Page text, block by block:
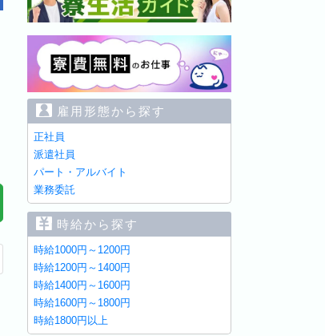
雇用形態から探す
正社員
派遣社員
パート・アルバイト
業務委託
時給から探す
時給1000円～1200円
時給1200円～1400円
時給1400円～1600円
時給1600円～1800円
時給1800円以上